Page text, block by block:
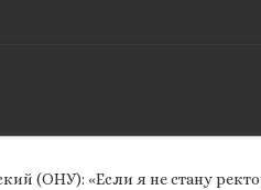
(ОНУ): «Если я не стану